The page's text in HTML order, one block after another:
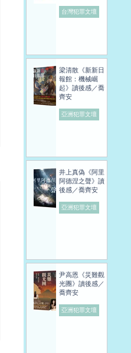
台灣犯罪文壇
梁清散《新新日
報館：機械崛
起》讀後感／喬
齊安
亞洲犯罪文壇
井上真偽《阿里
阿德涅之聲》讀
後感／喬齊安
亞洲犯罪文壇
尹高恩《災難觀
光團》讀後感／
喬齊安
亞洲犯罪文壇